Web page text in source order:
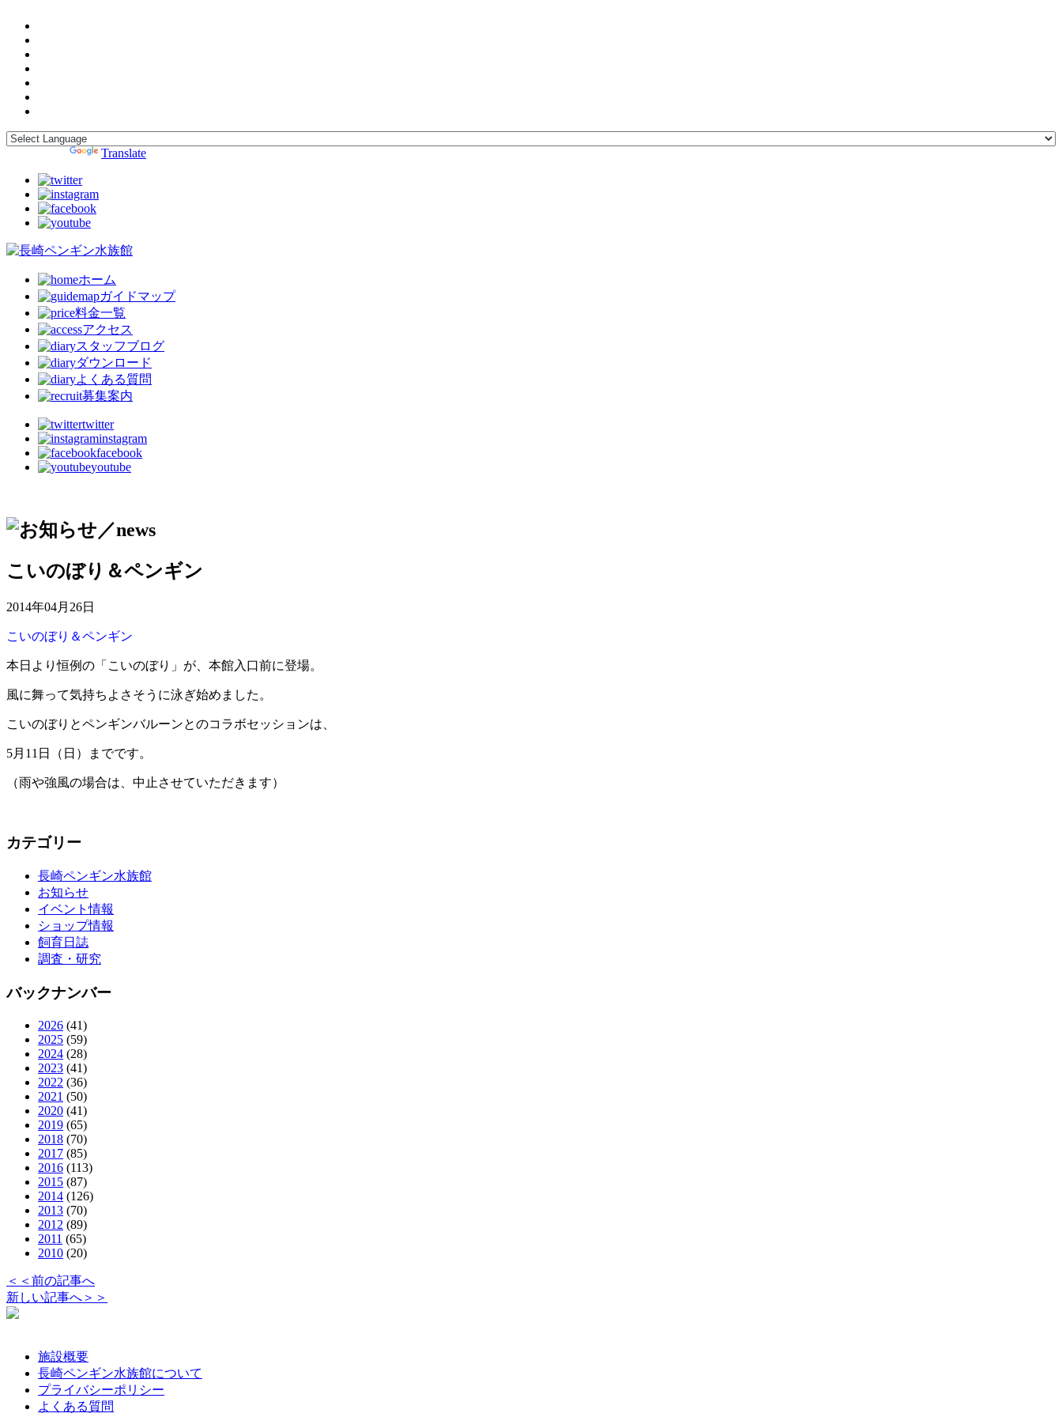
Translate
ホーム
ガイドマップ
料金一覧
アクセス
スタッフブログ
ダウンロード
よくある質問
募集案内
twitter
instagram
facebook
youtube
こいのぼり＆ペンギン
2014年04月26日
こいのぼり＆ペンギン
本日より恒例の「こいのぼり」が、本館入口前に登場。
風に舞って気持ちよさそうに泳ぎ始めました。
こいのぼりとペンギンバルーンとのコラボセッションは、
5月11日（日）までです。
（雨や強風の場合は、中止させていただきます）
カテゴリー
長崎ペンギン水族館
お知らせ
イベント情報
ショップ情報
飼育日誌
調査・研究
バックナンバー
2026 (41)
2025 (59)
2024 (28)
2023 (41)
2022 (36)
2021 (50)
2020 (41)
2019 (65)
2018 (70)
2017 (85)
2016 (113)
2015 (87)
2014 (126)
2013 (70)
2012 (89)
2011 (65)
2010 (20)
＜＜前の記事へ
新しい記事へ＞＞
施設概要
長崎ペンギン水族館について
プライバシーポリシー
よくある質問